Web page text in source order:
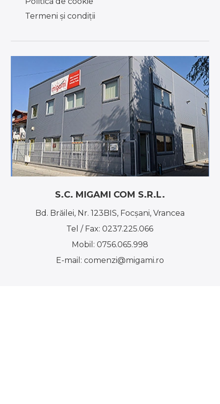
Termeni şi condiţii
S.C. MIGAMI COM S.R.L.
Bd. Brăilei, Nr. 123BIS, Focşani, Vrancea
Tel / Fax:0237.225.066
Mobil: 0756.065.998
E-mail: comenzi@migami.ro